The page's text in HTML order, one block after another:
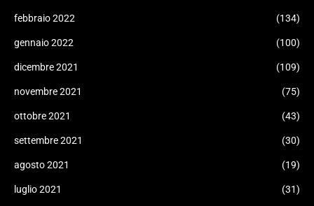
febbraio 2022 (134)
gennaio 2022 (100)
dicembre 2021 (109)
novembre 2021 (75)
ottobre 2021 (43)
settembre 2021 (30)
agosto 2021 (19)
luglio 2021 (31)